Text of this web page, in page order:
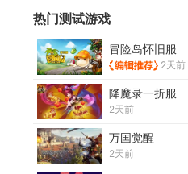
热门测试游戏
冒险岛怀旧服
2天前
降魔录一折服
2天前
万国觉醒
2天前